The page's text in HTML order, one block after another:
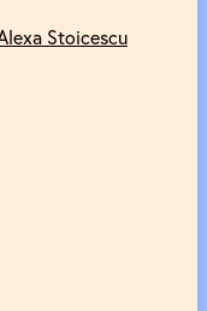
Stoicescu